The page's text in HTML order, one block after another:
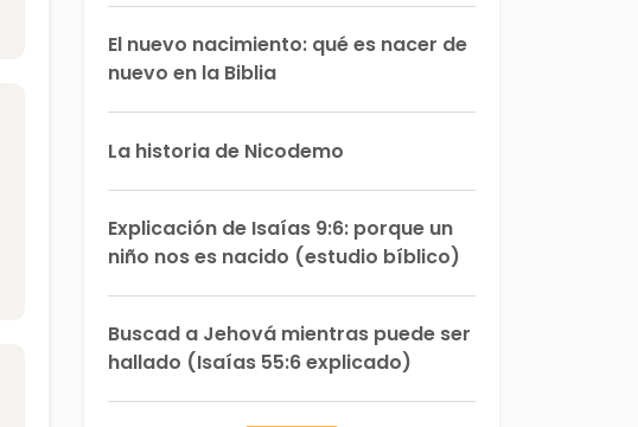
El nuevo nacimiento: qué es nacer de
nuevo en la Biblia
La historia de Nicodemo
Explicación de Isaías 9:6: porque un
niño nos es nacido (estudio bíblico)
Buscad a Jehová mientras puede ser
hallado (Isaías 55:6 explicado)